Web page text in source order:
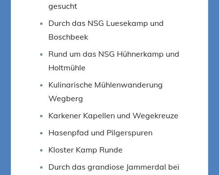
gesucht
Durch das NSG Luesekamp und
Boschbeek
Rund um das NSG Hühnerkamp und
Holtmühle
Kulinarische Mühlenwanderung
Wegberg
Karkener Kapellen und Wegekreuze
Hasenpfad und Pilgerspuren
Kloster Kamp Runde
Durch das grandiose Jammerdal bei